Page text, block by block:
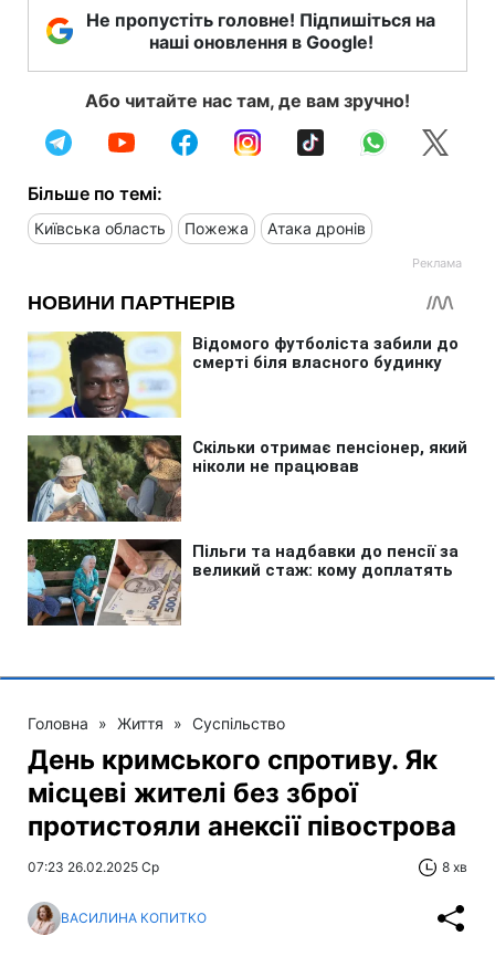
Не пропустіть головне! Підпишіться на
наші оновлення в Google!
Або читайте нас там, де вам зручно!
Більше по темі:
Київська область Пожежа Атака дронів
Головна » Життя » Суспільство
День кримського спротиву. Як
місцеві жителі без зброї
протистояли анексії півострова
07:23 26.02.2025 Ср 8 хв
ВАСИЛИНА КОПИТКО